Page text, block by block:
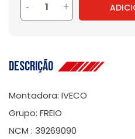
- +
Descrição
Montadora: IVECO
Grupo: FREIO
NCM : 39269090